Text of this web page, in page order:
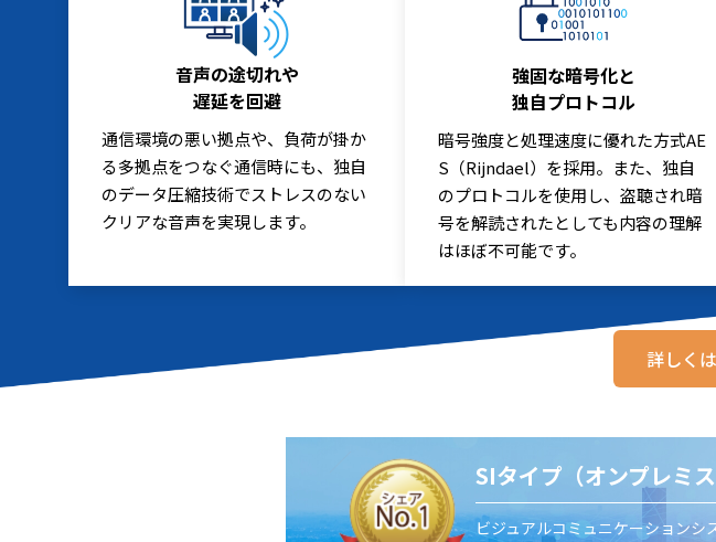
音声の途切れや
遅延を回避
通信環境の悪い拠点や、負荷が掛か
る多拠点をつなぐ通信時にも、独自
のデータ圧縮技術でストレスのない
クリアな音声を実現します。
強固な暗号化と
独自プロトコル
暗号強度と処理速度に優れた方式AE
S（Rijndael）を採用。また、独自
のプロトコルを使用し、盗聴され暗
号を解読されたとしても内容の理解
はほぼ不可能です。
詳しく
SIタイプ（オンプレミ
ビジュアルコミュニケーション